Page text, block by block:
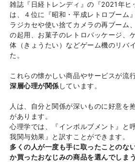
雑誌『日経トレンディ』の『2021年ヒ
は、４位に『昭和・平成レトロブーム
ラジカセや使い捨てカメラの再ブーム
の起用、お菓子のレトロパッケージ、
体（きょうたい）などゲーム機のリバ
た。
これらの懐かしい商品やサービスが流
深層心理が関係 しています。
人は、自分と関係が深いものに好意を
があります。
心理学では、『インボルブメント』と
我関与効果』と訳すことができます。
多くの人が一度も手に取ったことのな
か買ったおなじみの商品を選んでしま